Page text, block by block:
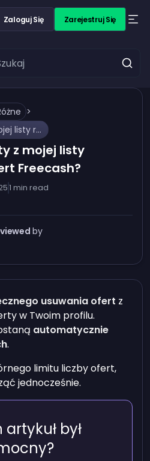
Zaloguj Się Zarejestruj Się
>
Jak usunąć oferty z mojej listy rozpoczętych ofert Freecash?
z mojej listy
Freecash?
1 min read
by
usuwania ofert z
w Twoim profilu.
automatycznie
.
limitu liczby ofert,
jednocześnie.
był